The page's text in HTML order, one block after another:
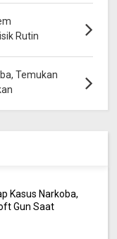
Rutin
Temukan
Kasus Narkoba,
Gun Saat